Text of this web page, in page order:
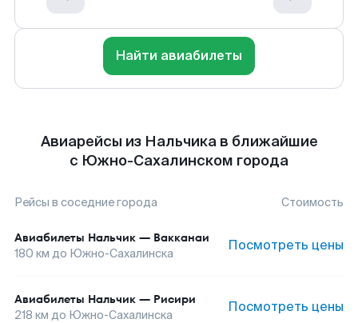
Найти авиабилеты
Авиарейсы из Нальчика в ближайшие
с Южно-Сахалинском города
Рейсы в соседние города Стоимость
Авиабилеты Нальчик — Вакканаи
180 км до Южно-Сахалинска Посмотреть цены
Авиабилеты Нальчик — Рисири
218 км до Южно-Сахалинска Посмотреть цены